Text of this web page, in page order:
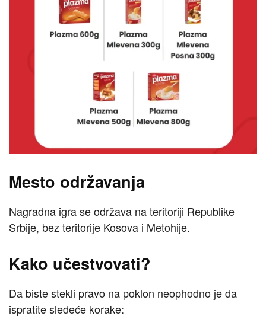
Mesto održavanja
Nagradna igra se održava na teritoriji Republike
Srbije, bez teritorije Kosova i Metohije.
Kako učestvovati?
Da biste stekli pravo na poklon neophodno je da
ispratite sledeće korake: